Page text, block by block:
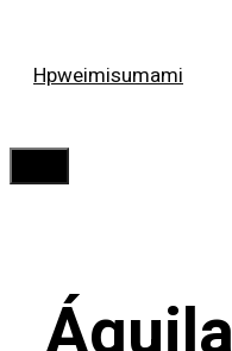
Hpweimisumami